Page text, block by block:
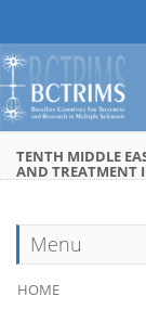
TENTH MIDDLE
AND TREATMENT
Menu
HOME